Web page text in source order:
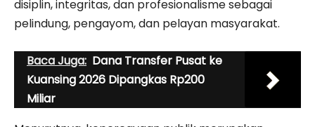
disiplin, integritas, dan profesionalisme sebagai
pelindung, pengayom, dan pelayan masyarakat.
Baca Juga: Dana Transfer Pusat ke
Kuansing 2026 Dipangkas Rp200
Miliar